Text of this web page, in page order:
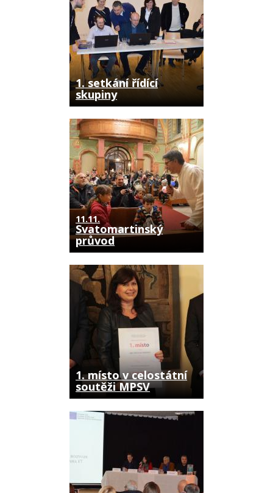
1. setkání řídící
skupiny
11.11.
Svatomartinský
průvod
1. místo v celostátní
soutěži MPSV